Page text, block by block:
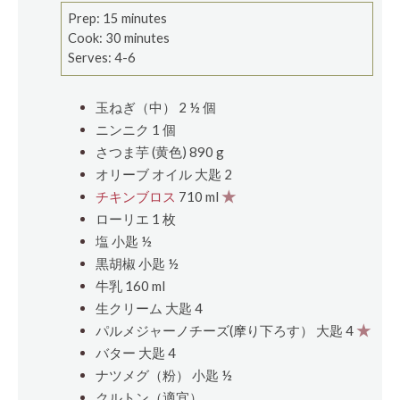
Prep: 15 minutes
Cook: 30 minutes
Serves: 4-6
玉ねぎ（中） 2 ½ 個
ニンニク 1 個
さつま芋 (黄色) 890 g
オリーブ オイル 大匙 2
チキンブロス 710 ml ★
ローリエ 1 枚
塩 小匙 ½
黒胡椒 小匙 ½
牛乳 160 ml
生クリーム 大匙 4
パルメジャーノチーズ(摩り下ろす） 大匙 4 ★
バター 大匙 4
ナツメグ（粉） 小匙 ½